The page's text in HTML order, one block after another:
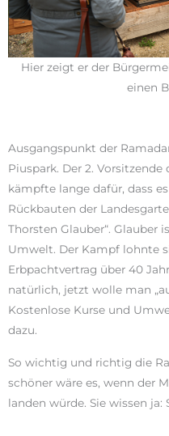
Hier zeigt er der
einen
Ausgangspunkt der
Piuspark. Der 2. Vorsitzende
kämpfte lange dafür, dass
Rückbauten der
Thorsten Glauber“. Glauber
Umwelt. Der Kampf lohnte
Erbpachtvertrag über 40
natürlich, jetzt wolle man
Kostenlose Kurse und
dazu.
So wichtig und richtig die
schöner wäre es, wenn der
landen würde. Sie wissen ja: